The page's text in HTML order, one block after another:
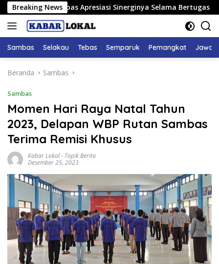
Langsung
ke
konten
Breaking News
Sambas Apresiasi Sinerginya Selama Bertugas
Sambas Selakau Tebas Semparuk Pemangkat Jawai
Beranda Sambas
Sambas
Momen Hari Raya Natal Tahun
2023, Delapan WBP Rutan Sambas
Terima Remisi Khusus
Kabar Lokal- Topik Berita
Desember 25, 2023